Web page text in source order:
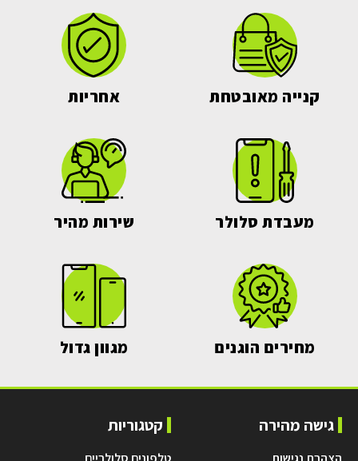
קנייה מאובטחת אחריות
מעבדת סלולר שירות מהיר
מחירים הוגנים מגוון גדול
גישה מהירה קטגוריות